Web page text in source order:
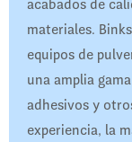
acabados de
materiales.
equipos de
una amplia
adhesivos y
experiencia, la